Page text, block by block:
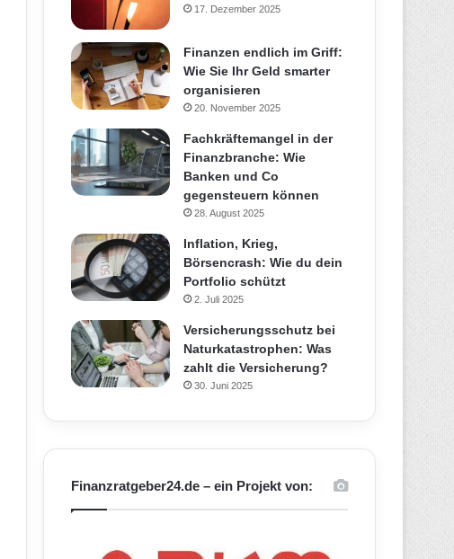
17. Dezember 2025
Finanzen endlich im Griff:
Wie Sie Ihr Geld smarter
organisieren
20. November 2025
Fachkräftemangel in der
Finanzbranche: Wie
Banken und Co
gegensteuern können
28. August 2025
Inflation, Krieg,
Börsencrash: Wie du dein
Portfolio schützt
2. Juli 2025
Versicherungsschutz bei
Naturkatastrophen: Was
zahlt die Versicherung?
30. Juni 2025
Finanzratgeber24.de – ein Projekt von: